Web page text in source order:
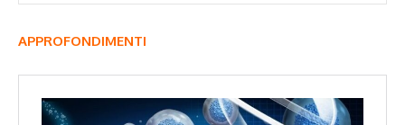
APPROFONDIMENTI